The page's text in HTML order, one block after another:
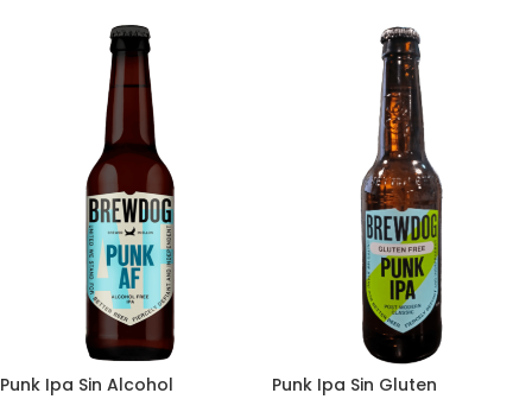
Punk Ipa Sin Alcohol Punk Ipa Sin Gluten